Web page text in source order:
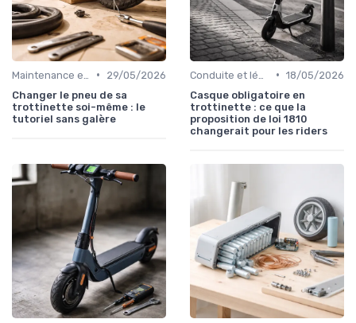
•
29/05/2026
Changer le pneu de sa
trottinette soi-même : le
tutoriel sans galère
• 18/05/2026
Casque obligatoire en
trottinette : ce que la
proposition de loi 1810
changerait pour les riders